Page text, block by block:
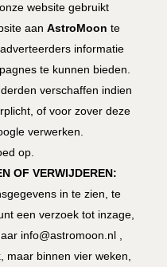
website gebruikt
aan AstroMoon te
informatie
te kunnen bieden.
verschaffen indien
of voor zover deze
verwerken.
op.
OF VERWIJDEREN:
in te zien, te
een verzoek tot inzage,
info@astromoon.nl ,
maar binnen vier weken,